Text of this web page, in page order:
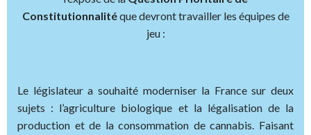
Constitutionnalitéque devront travailler les équipes de
jeu :
Le législateur a souhaité moderniser la France sur deux
sujets : l’agriculture biologique et la légalisation de la
production et de la consommation de cannabis. Faisant